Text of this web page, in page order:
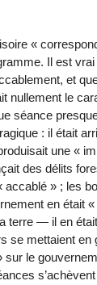
«
Il est vrai
et
nullement le
séance
: il était
une «
des délits
accablé » ; les
en était «
terre — il en
se mettaient
sur le